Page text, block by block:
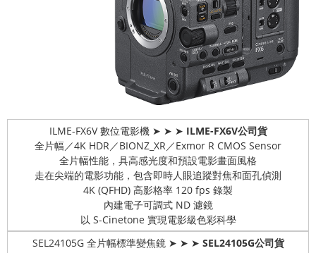
ILME-FX6V 數位電影機 ➤ ➤ ➤ ILME-FX6V公司貨
全片幅／4K HDR／BIONZ_XR／Exmor R CMOS Sensor
全片幅性能，具高感光度和預設電影畫面風格
走在尖端的電影功能，包含即時人眼追蹤對焦和面孔偵測
4K (QFHD) 高影格率 120 fps 錄製
內建電子可調式 ND 濾鏡
以 S-Cinetone 實現電影級色彩科學
SEL24105G 全片幅標準變焦鏡 ➤ ➤ ➤ SEL24105G公司貨